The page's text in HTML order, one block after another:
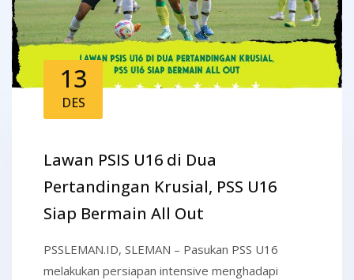
13
DES
Lawan PSIS U16 di Dua
Pertandingan Krusial, PSS U16
Siap Bermain All Out
PSSLEMAN.ID, SLEMAN – Pasukan PSS U16
melakukan persiapan intensive menghadapi